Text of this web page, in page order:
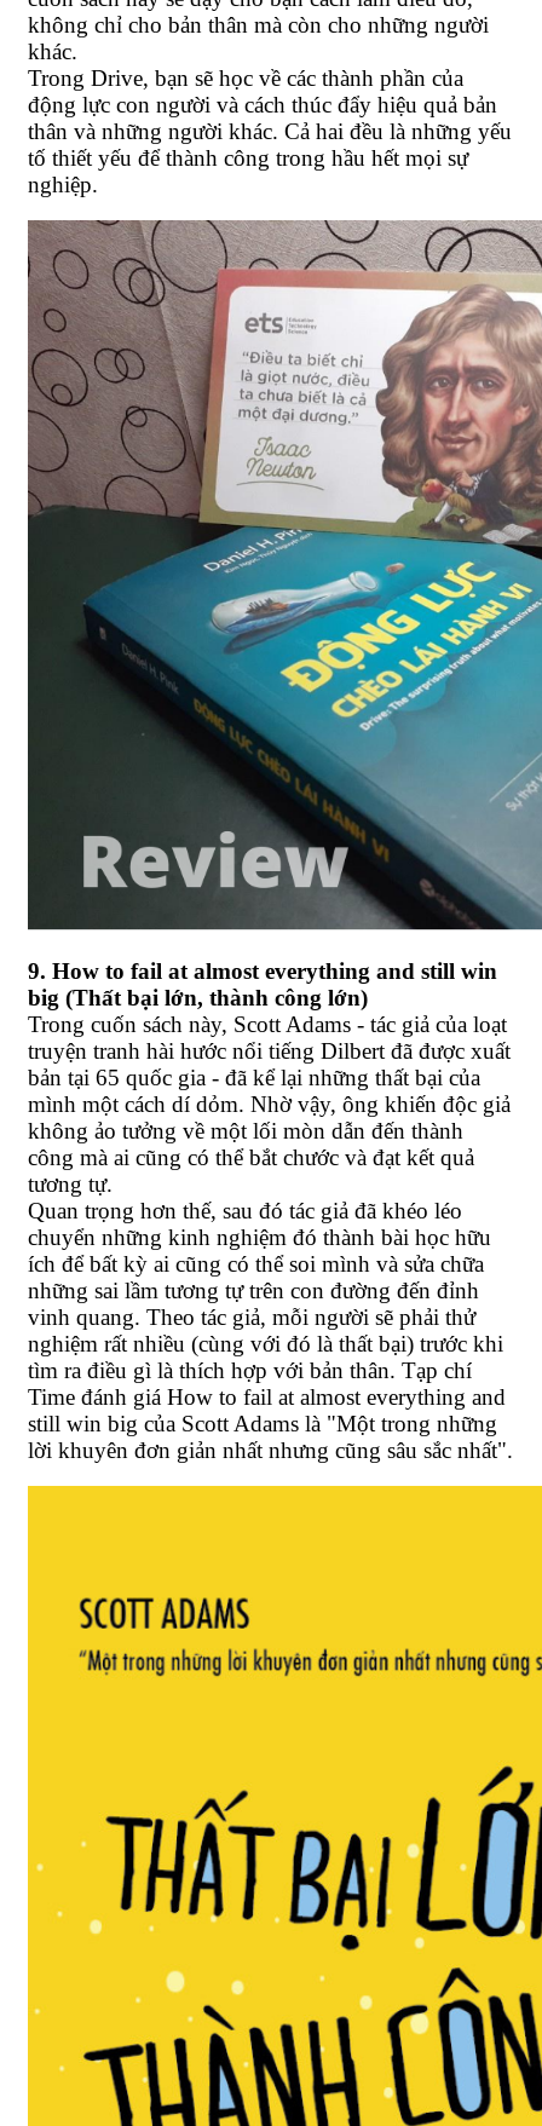
không chỉ cho bản thân mà còn cho những người
khác.
Trong Drive, bạn sẽ học về các thành phần của
động lực con người và cách thúc đẩy hiệu quả bản
thân và những người khác. Cả hai đều là những yếu
tố thiết yếu để thành công trong hầu hết mọi sự
nghiệp.
9. How to fail at almost everything and still win
big (Thất bại lớn, thành công lớn)
Trong cuốn sách này, Scott Adams - tác giả của loạt
truyện tranh hài hước nổi tiếng Dilbert đã được xuất
bản tại 65 quốc gia - đã kể lại những thất bại của
mình một cách dí dỏm. Nhờ vậy, ông khiến độc giả
không ảo tưởng về một lối mòn dẫn đến thành
công mà ai cũng có thể bắt chước và đạt kết quả
tương tự.
Quan trọng hơn thế, sau đó tác giả đã khéo léo
chuyển những kinh nghiệm đó thành bài học hữu
ích để bất kỳ ai cũng có thể soi mình và sửa chữa
những sai lầm tương tự trên con đường đến đỉnh
vinh quang. Theo tác giả, mỗi người sẽ phải thử
nghiệm rất nhiều (cùng với đó là thất bại) trước khi
tìm ra điều gì là thích hợp với bản thân. Tạp chí
Time đánh giá How to fail at almost everything and
still win big của Scott Adams là "Một trong những
lời khuyên đơn giản nhất nhưng cũng sâu sắc nhất".